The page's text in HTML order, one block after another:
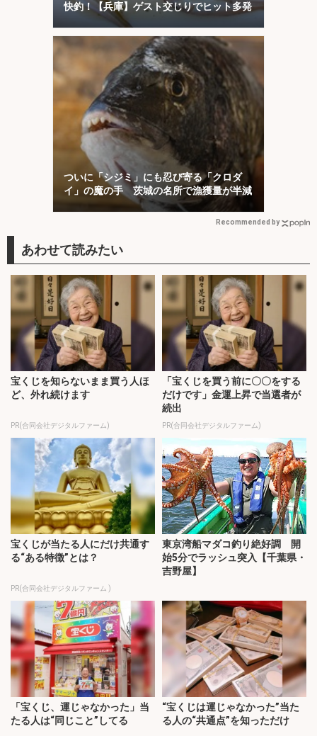
快釣！【兵庫】ゲスト交じりでヒット多発
ついに「シジミ」にも忍び寄る「クロダ
イ」の魔の手 茨城の名所で漁獲量が半減
Recommended by
宝くじを知らないまま買う人ほ
ど、外れ続けます
PR(合同会社デジタルファーム)
「宝くじを買う前に〇〇をする
だけです」金運上昇で当選者が
続出
PR(合同会社デジタルファーム)
宝くじが当たる人にだけ共通す
る“ある特徴”とは？
PR(合同会社デジタルファーム )
東京湾船マダコ釣り絶好調 開
始5分でラッシュ突入【千葉県・
吉野屋】
「宝くじ、運じゃなかった」当
たる人は“同じこと”してる
“宝くじは運じゃなかった”当た
る人の“共通点”を知っただけ